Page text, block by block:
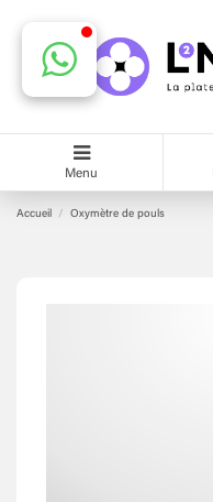
Menu
Accueil Oxymètre de pouls